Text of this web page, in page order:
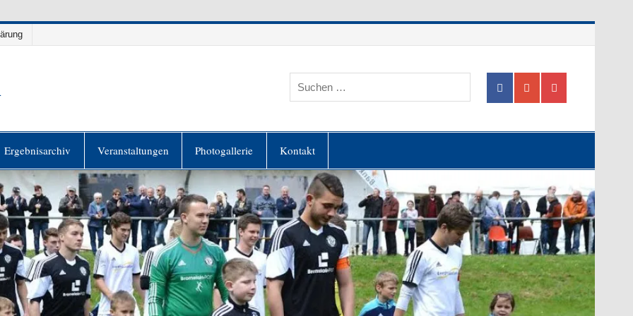
Ergebnisarchiv Veranstaltungen Photogallerie Kontakt